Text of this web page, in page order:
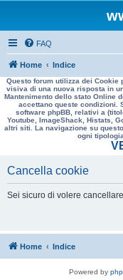
FAQ
Home Indice
Questo forum utilizza dei
visiva di una nuova risposta in
Mantenimento dello stato Online
accettano queste condizioni.
software phpBB, relativi a
Youtube, ImageShack, Histats,
altri siti. La navigazione su
ogni
Cancella cookie
Sei sicuro di volere
Home Indice
Powered by